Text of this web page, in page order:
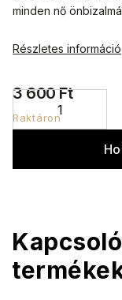
3 600 Ft
Raktáron
minden nő
Részletes információ